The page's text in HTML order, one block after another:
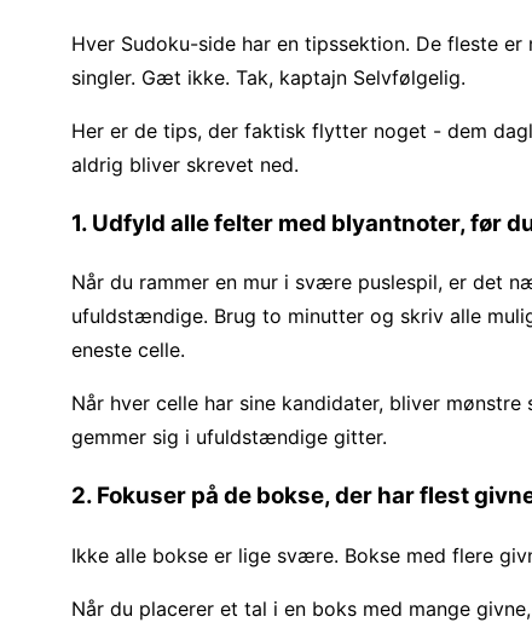
Hver Sudoku-side har en tipssektion. De fleste
singler. Gæt ikke. Tak, kaptajn Selvfølgelig.
Her er de tips, der faktisk flytter noget - dem
aldrig bliver skrevet ned.
1. Udfyld alle felter med blyantnoter, før
Når du rammer en mur i svære puslespil, er det
ufuldstændige. Brug to minutter og skriv alle
eneste celle.
Når hver celle har sine kandidater, bliver
gemmer sig i ufuldstændige gitter.
2. Fokuser på de bokse, der har flest
Ikke alle bokse er lige svære. Bokse med flere
Når du placerer et tal i en boks med mange